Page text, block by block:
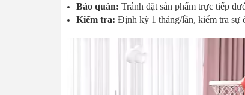
Bảo quản: Tránh đặt sản phẩm trực tiếp
Kiểm tra: Định kỳ 1 tháng/lần, kiểm tra sự